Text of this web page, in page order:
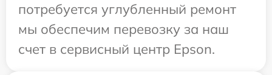
потребуется углубленный ремонт
мы обеспечим перевозку за наш
счет в сервисный центр Epson.